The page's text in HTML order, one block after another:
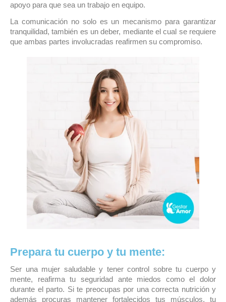
apoyo para que sea un trabajo en equipo.
La comunicación no solo es un mecanismo para garantizar
tranquilidad, también es un deber, mediante el cual se requiere
que ambas partes involucradas reafirmen su compromiso.
Prepara tu cuerpo y tu mente:
Ser una mujer saludable y tener control sobre tu cuerpo y
mente, reafirma tu seguridad ante miedos como el dolor
durante el parto. Si te preocupas por una correcta nutrición y
además procuras mantener fortalecidos tus músculos, tu